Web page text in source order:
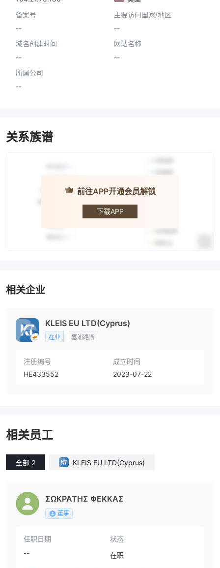
备案号
--
主要访问国家/地区
--
域名创建时间
--
网站名称
--
所属公司
--
关系族谱
前往APP开通会员解锁
下载APP
TRADING
相关企业
KLEIS EU LTD(Cyprus)
在业 塞浦路斯
注册编号
HE433552
成立时间
2023-07-22
相关员工
全部 2 KLEIS EU LTD(Cyprus)
ΣΩΚΡΑΤΗΣ ΦΕΚΚΑΣ
董事
任职日期
--
状态
在职